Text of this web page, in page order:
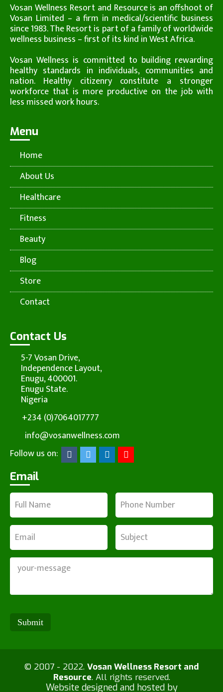
Vosan Wellness Resort and Resource is an offshoot of
Vosan Limited – a firm in medical/scientific business
since 1983. The Resort is part of a family of worldwide
wellness business – first of its kind in West Africa.
Vosan Wellness is committed to building rewarding
healthy standards in individuals, communities and
nation. Healthy citizenry constitute a stronger
workforce that is more productive on the job with
less missed work hours.
Menu
Home
About Us
Healthcare
Fitness
Beauty
Blog
Store
Contact
Contact Us
5-7 Vosan Drive,
Independence Layout,
Enugu, 400001.
Enugu State.
Nigeria
+234 (0)7064017777
info@vosanwellness.com
Follow us on:
Email
© 2007 - 2022. Vosan Wellness Resort and
Resource. All rights reserved.
Website designed and hosted by